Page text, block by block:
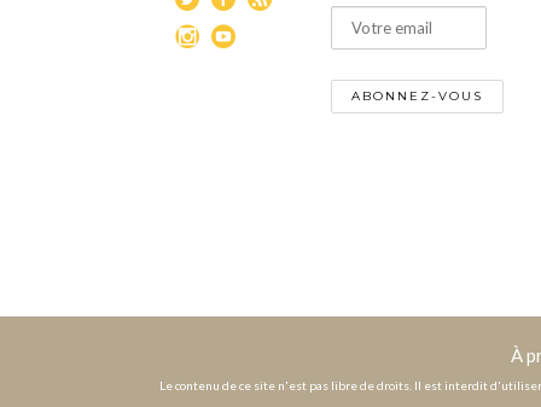
À
Le contenu de ce site n'est pas libre de droits. Il est interdit